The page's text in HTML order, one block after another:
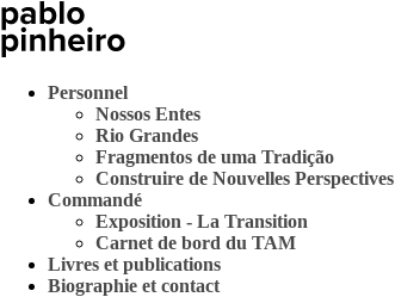
Personnel
Nossos Entes
Rio Grandes
Fragmentos de uma Tradição
Construire de Nouvelles Perspectives
Commandé
Exposition - La Transition
Carnet de bord du TAM
Livres et publications
Biographie et contact